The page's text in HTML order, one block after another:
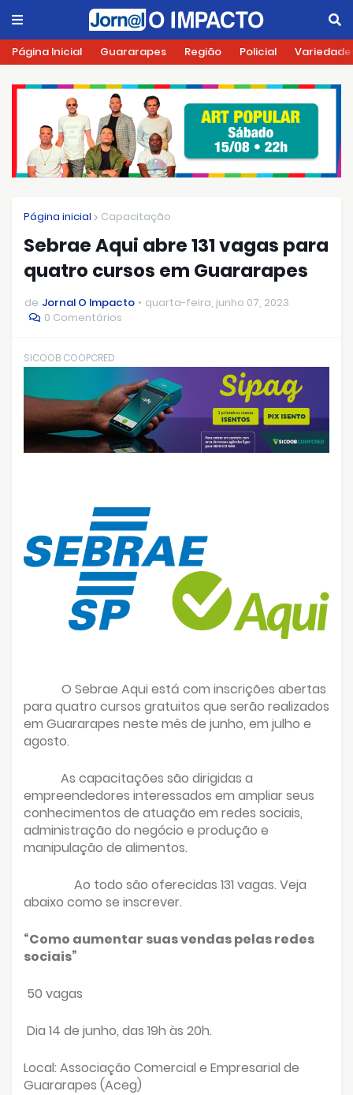
Página Inicial Guararapes Região Policial
Página inicial Capacitação
Sebrae Aqui abre 131 vagas para
quatro cursos em Guararapes
de Jornal O Impacto
quarta-feira, junho 07, 2023
0 Comentários
SICOOB COOPCRED
O Sebrae Aqui está com inscrições abertas
para quatro cursos gratuitos que serão realizados
em Guararapes neste mês de junho, em julho e
agosto.
As capacitações são dirigidas a
empreendedores interessados em ampliar seus
conhecimentos de atuação em redes sociais,
administração do negócio e produção e
manipulação de alimentos.
Ao todo são oferecidas 131 vagas. Veja
abaixo como se inscrever.
“Como aumentar suas vendas pelas redes
sociais”
50 vagas
Dia 14 de junho, das 19h às 20h.
Local: Associação Comercial e Empresarial de
Guararapes (Aceg)